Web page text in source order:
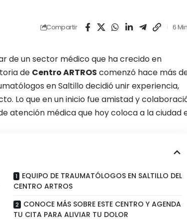
Compartir 6
de un sector médico que ha crecido en
de Centro ARTROS comenzó hace más
en Saltillo decidió unir experiencia,
Lo que en un inicio fue amistad y
atención médica que hoy coloca a la ciudad
EQUIPO DE TRAUMATÓLOGOS EN SALTILLO DEL
CENTRO ARTROS
CONOCE MÁS SOBRE ESTE CENTRO Y AGENDA
TU CITA PARA ALIVIAR TU DOLOR